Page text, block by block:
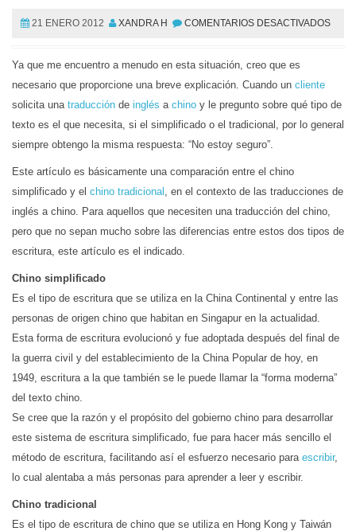
21 ENERO 2012 XANDRA H COMENTARIOS DESACTIVADOS
Ya que me encuentro a menudo en esta situación, creo que es
necesario que proporcione una breve explicación. Cuando un cliente
solicita una traducción de inglés a chino y le pregunto sobre qué tipo de
texto es el que necesita, si el simplificado o el tradicional, por lo general
siempre obtengo la misma respuesta: “No estoy seguro”.
Este artículo es básicamente una comparación entre el chino
simplificado y el chino tradicional , en el contexto de las traducciones de
inglés a chino. Para aquellos que necesiten una traducción del chino,
pero que no sepan mucho sobre las diferencias entre estos dos tipos de
escritura, este artículo es el indicado.
Chino simplificado
Es el tipo de escritura que se utiliza en la China Continental y entre las
personas de origen chino que habitan en Singapur en la actualidad.
Esta forma de escritura evolucionó y fue adoptada después del final de
la guerra civil y del establecimiento de la China Popular de hoy, en
1949, escritura a la que también se le puede llamar la “forma moderna”
del texto chino.
Se cree que la razón y el propósito del gobierno chino para desarrollar
este sistema de escritura simplificado, fue para hacer más sencillo el
método de escritura, facilitando así el esfuerzo necesario para escribir,
lo cual alentaba a más personas para aprender a leer y escribir.
Chino tradicional
Es el tipo de escritura de chino que se utiliza en Hong Kong y Taiwán